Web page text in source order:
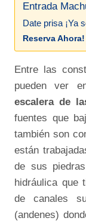
Entrada
Date prisa ¡Ya
Reserva Ahora!
Entre las
pueden ver
escalera de
fuentes que
también son
están
de sus
hidráulica que
de canales
(andenes)